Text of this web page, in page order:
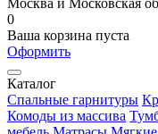
Москва и Московская
0
Ваша корзина пуста
Оформить
Каталог
Спальные гарнитуры
Комоды из массива